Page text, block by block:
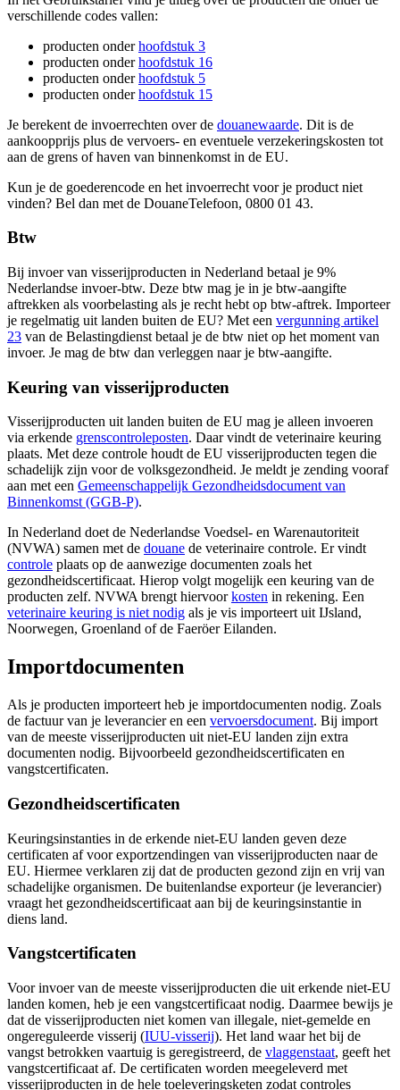
verschillende codes vallen:
producten onderhoofdstuk 3
producten onderhoofdstuk 16
producten onderhoofdstuk 5
producten onderhoofdstuk 15
Je berekent de invoerrechten over de douanewaarde. Dit is de
aankoopprijs plus de vervoers- en eventuele verzekeringskosten tot
aan de grens of haven van binnenkomst in de EU.
Kun je de goederencode en het invoerrecht voor je product niet
vinden? Bel dan met de DouaneTelefoon, 0800 01 43.
Btw
Bij invoer van visserijproducten in Nederland betaal je 9%
Nederlandse invoer-btw. Deze btw mag je in je btw-aangifte
aftrekken als voorbelasting als je recht hebt op btw-aftrek. Importeer
je regelmatig uit landen buiten de EU? Met een vergunning artikel
23 van de Belastingdienst betaal je de btw niet op het moment van
invoer. Je mag de btw dan verleggen naar je btw-aangifte.
Keuring van visserijproducten
Visserijproducten uit landen buiten de EU mag je alleen invoeren
via erkende grenscontroleposten. Daar vindt de veterinaire keuring
plaats. Met deze controle houdt de EU visserijproducten tegen die
schadelijk zijn voor de volksgezondheid. Je meldt je zending vooraf
aan met een Gemeenschappelijk Gezondheidsdocument van
Binnenkomst(GGB-P).
In Nederland doet de Nederlandse Voedsel- en Warenautoriteit
(NVWA) samen met de douane de veterinaire controle. Er vindt
controle plaats op de aanwezige documenten zoals het
gezondheidscertificaat. Hierop volgt mogelijk een keuring van de
producten zelf. NVWA brengt hiervoorkosten in rekening. Een
veterinaire keuring is nietnodig als je vis importeert uit IJsland,
Noorwegen, Groenland of de Faeröer Eilanden.
Importdocumenten
Als je producten importeert heb je importdocumenten nodig. Zoals
de factuur van je leverancier en een vervoersdocument. Bij import
van de meeste visserijproducten uit niet-EU landen zijn extra
documenten nodig. Bijvoorbeeld gezondheidscertificaten en
vangstcertificaten.
Gezondheidscertificaten
Keuringsinstanties in de erkende niet-EU landen geven deze
certificaten af voor exportzendingen van visserijproducten naar de
EU. Hiermee verklaren zij dat de producten gezond zijn en vrij van
schadelijke organismen. De buitenlandse exporteur (je leverancier)
vraagt het gezondheidscertificaat aan bij de keuringsinstantie in
diens land.
Vangstcertificaten
Voor invoer van de meeste visserijproducten die uit erkende niet-EU
landen komen, heb je een vangstcertificaat nodig. Daarmee bewijs je
dat de visserijproducten niet komen van illegale, niet-gemelde en
ongereguleerde visserij (IUU-visserij). Het land waar het bij de
vangst betrokken vaartuig is geregistreerd, de vlaggenstaat, geeft het
vangstcertificaat af. De certificaten worden meegeleverd met
visserijproducten in de hele toeleveringsketen zodat controles